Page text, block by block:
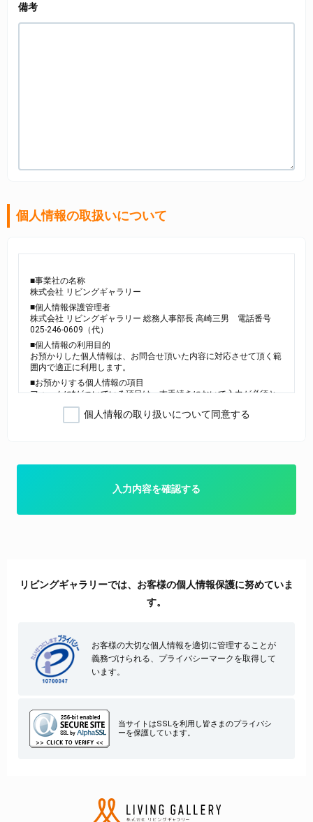
備考
個人情報の取扱いについて
■事業社の名称
株式会社 リビングギャラリー
■個人情報保護管理者
株式会社 リビングギャラリー 総務人事部長 高崎三男 電話番号
025-246-0609（代）
■個人情報の利用目的
お預かりした個人情報は、お問合せ頂いた内容に対応させて頂く範
囲内で適正に利用します。
■お預かりする個人情報の項目
フォームに*がついている項目は、本手続きにおいて入力が必須と
なります。
なお、電話番号については以下の場合に利用します。
ご本人の同意がある場合または法令に基づく場合を除き、今回ご入
■個人情報の委託について
報管理基準を満たす企業を選定して委託を行い、適切な取扱いが行
開示等に応じる窓口は下記「個人情報の取り扱いに関する窓口」と
お預かりする個人情報の内容については任意と致しますが、当社が
依頼する情報の提供がない場合、 内容が正確でない場合は、お問
合せに対しての回答や円滑なサービスのご提供に支障をきたす可能
性がございますのでご了承下さい
■本人が容易に認識できない方法による個人情報の取得
■個人情報の取り扱いに関する窓口
〒950-0916 新潟市中央区米山4丁目1番28号
株式会社リビングギャラリー 総務人事部
電話 025-246-0609（代）(祝日等を除く月曜から金曜 10：00～
個人情報の取り扱いについて同意する
入力内容を確認する
リビングギャラリーでは、お客様の個人情報保護に努めていま
す。
お客様の大切な個人情報を適切に管理することが
義務づけられる、プライバシーマークを取得して
います。
当サイトはSSLを利用し皆さまのプライバシ
ーを保護しています。